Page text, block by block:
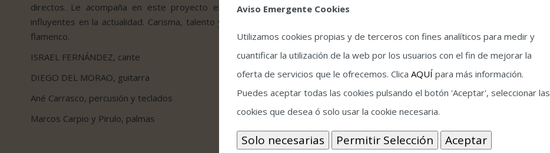
directos. Le acompaña en este proyecto el jerezano “Diego del Morao”, uno de los guitarristas más
influyentes en la actualidad. Carisma, talento y frescura caracterizan a esta pareja icónica en el ámbito del
flamenco.
ISRAEL FERNÁNDEZ, cante
DIEGO DEL MORAO, guitarra
Ané Carrasco, percusión y teclados
Marcos Carpio y Pirulo, palmas
Aviso Emergente Cookies
Utilizamos cookies propias y de terceros con fines analíticos para medir y
cuantificar la utilización de la web por los usuarios con el fin de mejorar la
oferta de servicios que le ofrecemos. Clica AQUÍ para más información.
Puedes aceptar todas las cookies pulsando el botón 'Aceptar', seleccionar las
cookies que desea ó solo usar la cookie necesaria.